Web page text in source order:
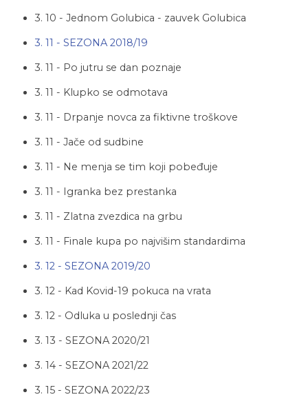
3. 10 - Jednom Golubica - zauvek Golubica
3. 11 - SEZONA 2018/19
3. 11 - Po jutru se dan poznaje
3. 11 - Klupko se odmotava
3. 11 - Drpanje novca za fiktivne troškove
3. 11 - Jače od sudbine
3. 11 - Ne menja se tim koji pobeđuje
3. 11 - Igranka bez prestanka
3. 11 - Zlatna zvezdica na grbu
3. 11 - Finale kupa po najvišim standardima
3. 12 - SEZONA 2019/20
3. 12 - Kad Kovid-19 pokuca na vrata
3. 12 - Odluka u poslednji čas
3. 13 - SEZONA 2020/21
3. 14 - SEZONA 2021/22
3. 15 - SEZONA 2022/23